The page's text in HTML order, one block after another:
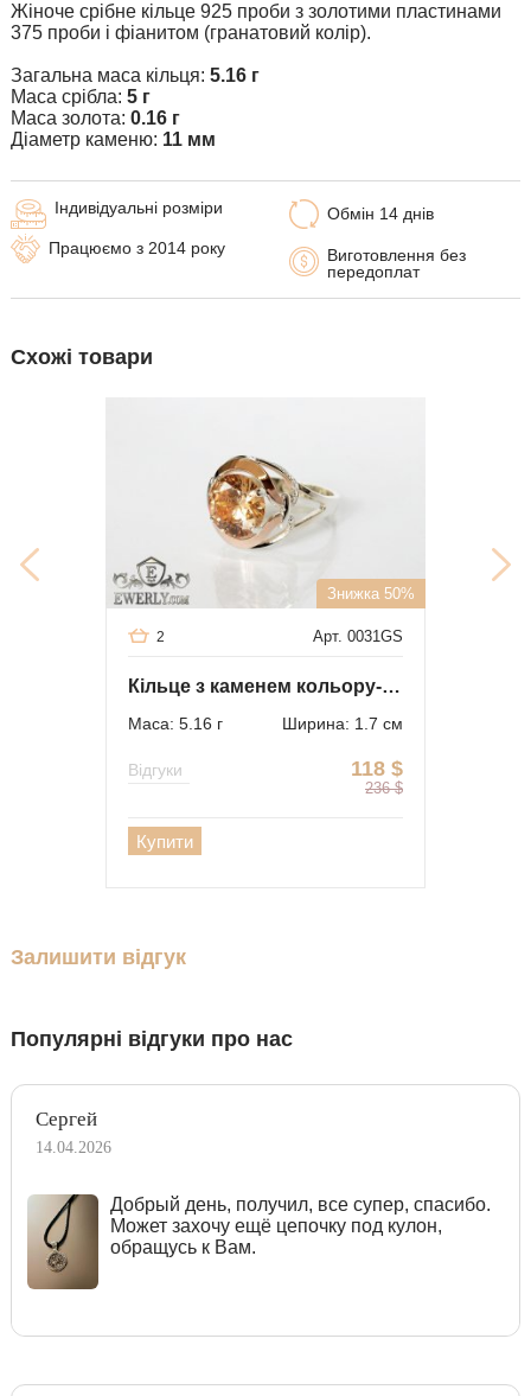
Жіноче срібне кільце 925 проби з золотими пластинами
375 проби і фіанитом (гранатовий колір).
Загальна маса кільця: 5.16 г
Маса срібла: 5 г
Маса золота: 0.16 г
Діаметр каменю: 11 мм
Обмін 14 днів
Виготовлення без
передоплат
Індивідуальні розміри
Працюємо з 2014 року
Схожі товари
Знижка 50%
Арт. 0031GS
2
Кільце з каменем кольору-шампань (срібло 925 проби з золотом)
Маса: 5.16 г Ширина: 1.7 см
118 $
236 $
Відгуки
Купити
Залишити відгук
Популярні відгуки про нас
Сергей
14.04.2026
Добрый день, получил, все супер, спасибо.
Может захочу ещё цепочку под кулон,
обращусь к Вам.